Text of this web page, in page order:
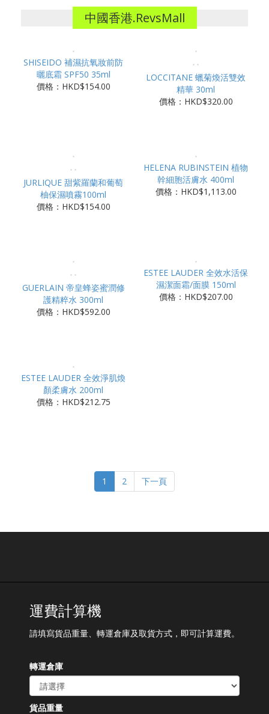
中國香港.RevsMall
SHISEIDO 補濕抗氧妝前防
曬底霜 SPF50 35ml
價格：HKD$154.00
LOCCITANE 蠟菊煥活雙效
精華 30ml
價格：HKD$320.00
JURLIQUE 甜紫羅蘭和葡萄
柚保濕噴霧100ml
價格：HKD$154.00
HELENA RUBINSTEIN 植物
幹細胞活膚水 400ml
價格：HKD$1,113.00
GUERLAIN 帝皇蜂姿蜜潤修
護精粹水 300ml
價格：HKD$592.00
ESTEE LAUDER 全效水活保
濕潔面霜/面膜 150ml
價格：HKD$207.00
ESTEE LAUDER 全效淨肌煥
顏柔膚水 200ml
價格：HKD$212.75
1 2 下一頁
運費計算機
請填寫貨品重量、轉運倉庫及取貨方式，即可計算運費。
轉運倉庫
貨品重量